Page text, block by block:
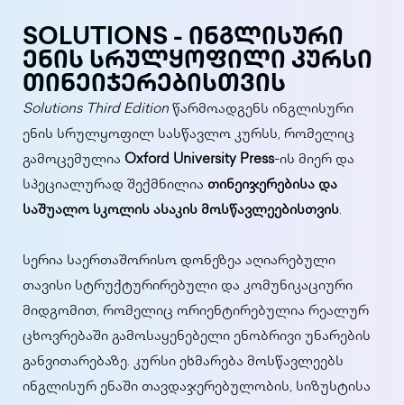
SOLUTIONS - ᲘᲜᲒᲚᲘᲡᲣᲠᲘ
ᲔᲜᲘᲡ ᲡᲠᲣᲚᲧᲝᲤᲘᲚᲘ ᲙᲣᲠᲡᲘ
ᲗᲘᲜᲔᲘᲯᲔᲠᲔᲑᲘᲡᲗᲕᲘᲡ
Solutions Third Edition წარმოადგენს ინგლისური
ენის სრულყოფილ სასწავლო კურსს, რომელიც
გამოცემულია Oxford University Press-ის მიერ და
სპეციალურად შექმნილია თინეიჯერებისა და
საშუალო სკოლის ასაკის მოსწავლეებისთვის.
სერია საერთაშორისო დონეზეა აღიარებული
თავისი სტრუქტურირებული და კომუნიკაციური
მიდგომით, რომელიც ორიენტირებულია რეალურ
ცხოვრებაში გამოსაყენებელი ენობრივი უნარების
განვითარებაზე. კურსი ეხმარება მოსწავლეებს
ინგლისურ ენაში თავდაჯერებულობის, სიზუსტისა